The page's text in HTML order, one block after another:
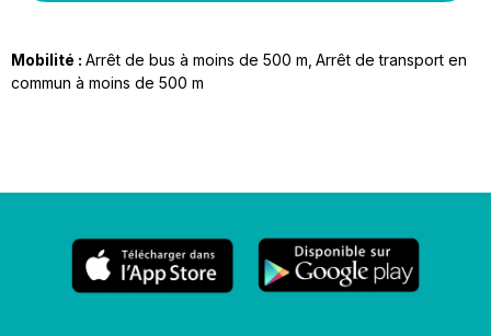
Mobilité : Arrêt de bus à moins de 500 m Arrêt de transport en
commun à moins de 500 m